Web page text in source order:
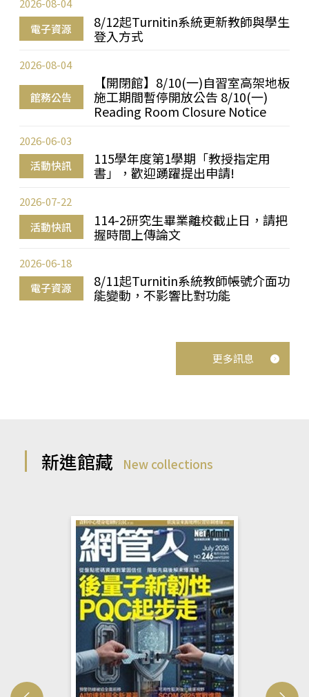
電子資源
8/12起Turnitin系統更新教師與學生
登入方式
2026-08-04
館務公告
【開閉館】8/10(一)自習室高架地板
施工期間暫停開放公告 8/10(一)
Reading Room Closure Notice
2026-08-04
活動快訊
115學年度第1學期「教授指定用
書」，歡迎踴躍提出申請!
2026-06-03
活動快訊
114-2研究生畢業離校截止日，請把
握時間上傳論文
2026-07-22
電子資源
8/11起Turnitin系統教師帳號介面功
能變動，不影響比對功能
2026-06-18
更多訊息
新進館藏 New collections